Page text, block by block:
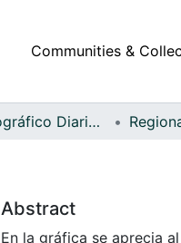
Communities &
Fondo Fotográfico Diario Occidente
Abstract
En la gráfica se aprecia